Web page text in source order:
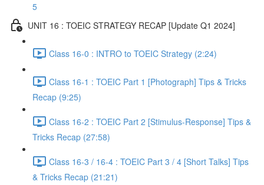
5
UNIT 16 : TOEIC STRATEGY RECAP [Update Q1 2024]
Class 16-0 : INTRO to TOEIC Strategy (2:24)
Class 16-1 : TOEIC Part 1 [Photograph] Tips & Tricks
Recap (9:25)
Class 16-2 : TOEIC Part 2 [Stimulus-Response] Tips &
Tricks Recap (27:58)
Class 16-3 / 16-4 : TOEIC Part 3 / 4 [Short Talks] Tips
& Tricks Recap (21:21)